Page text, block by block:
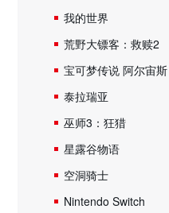
我的世界
荒野大镖客：救赎2
宝可梦传说 阿尔宙斯
泰拉瑞亚
巫师3：狂猎
星露谷物语
空洞骑士
Nintendo Switch